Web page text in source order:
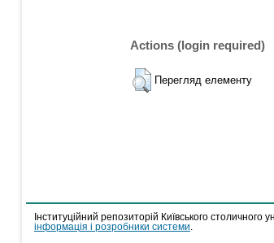
Actions (login required)
Перегляд елементу
Інституційний репозиторій Київського столичного
інформація і розробники системи